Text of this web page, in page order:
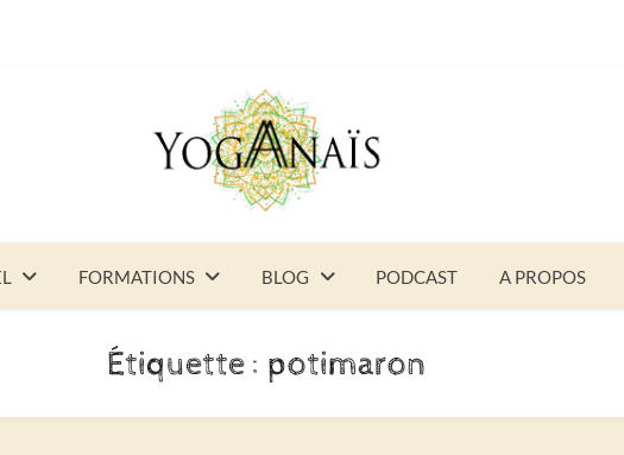
FORMATIONS BLOG PODCAST A PROPOS
Étiquette : potimaron